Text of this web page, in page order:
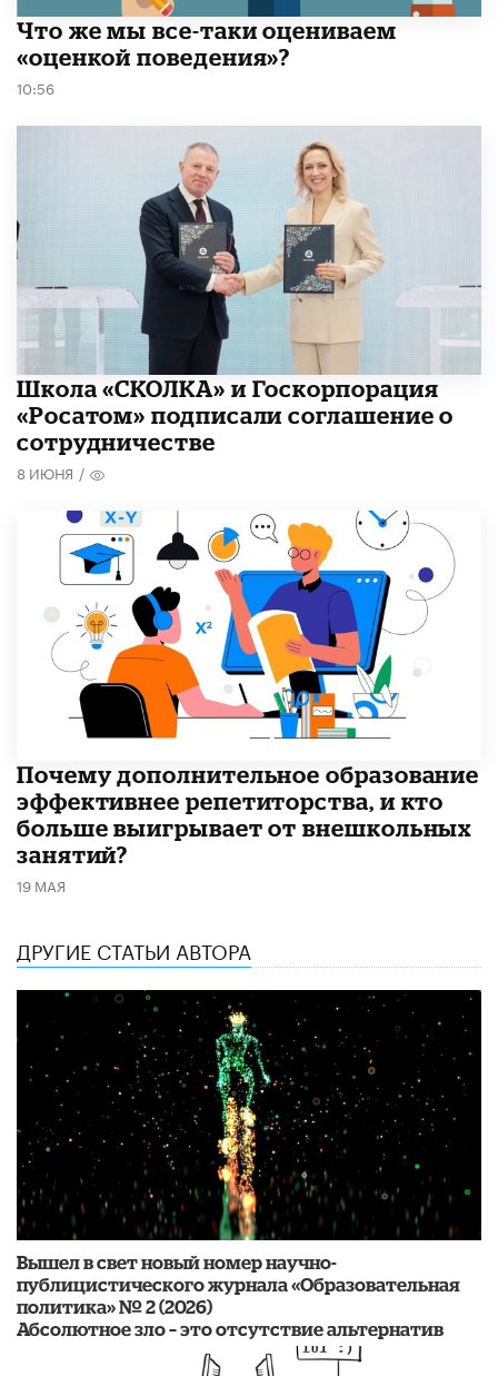
​Что же мы все-таки оцениваем
«оценкой поведения»?
10:56
Школа «СКОЛКА» и Госкорпорация
«Росатом» подписали соглашение о
сотрудничестве
8 ИЮНЯ /
​Почему дополнительное образование
эффективнее репетиторства, и кто
больше выигрывает от внешкольных
занятий?
19 МАЯ
ДРУГИЕ СТАТЬИ АВТОРА
Вышел в свет новый номер научно-
публицистического журнала «Образовательная
политика» № 2 (2026)
Абсолютное зло – это отсутствие альтернатив